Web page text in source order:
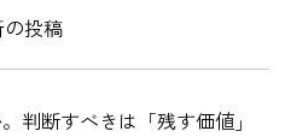
の投稿
判断すべきは「残す価値」